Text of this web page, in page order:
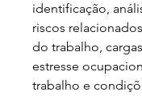
identificação,
riscos
do trabalho,
estresse
trabalho e